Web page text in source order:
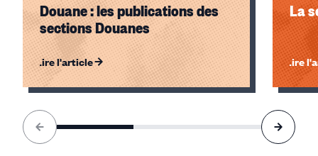
Douane : les publications des
sections Douanes
Lire l'article
La
Lire